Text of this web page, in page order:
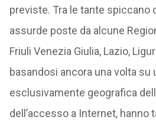
previste. Tra le tante spiccano
assurde poste da alcune
Friuli Venezia Giulia, Lazio,
basandosi ancora una volta su
esclusivamente geografica
dell’accesso a Internet, hanno